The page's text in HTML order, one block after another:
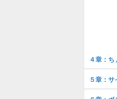
４章：
５章：